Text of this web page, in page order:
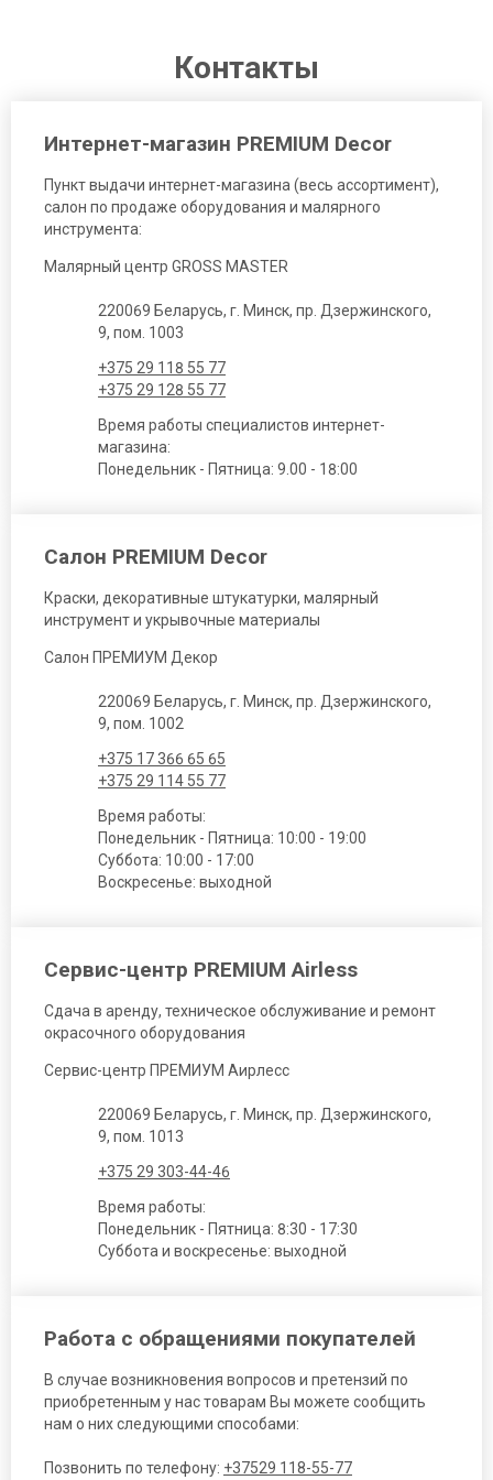
Контакты
Интернет-магазин PREMIUM Decor
Пункт выдачи интернет-магазина (весь ассортимент),
салон по продаже оборудования и малярного
инструмента:
Малярный центр GROSS MASTER
220069 Беларусь, г. Минск, пр. Дзержинского,
9, пом. 1003
+375 29 118 55 77
+375 29 128 55 77
Время работы специалистов интернет-
магазина:
Понедельник - Пятница: 9.00 - 18:00
Салон PREMIUM Decor
Краски, декоративные штукатурки, малярный
инструмент и укрывочные материалы
Салон ПРЕМИУМ Декор
220069 Беларусь, г. Минск, пр. Дзержинского,
9, пом. 1002
+375 17 366 65 65
+375 29 114 55 77
Время работы:
Понедельник - Пятница: 10:00 - 19:00
Суббота: 10:00 - 17:00
Воскресенье: выходной
Сервис-центр PREMIUM Airless
Сдача в аренду, техническое обслуживание и ремонт
окрасочного оборудования
Сервис-центр ПРЕМИУМ Аирлесс
220069 Беларусь, г. Минск, пр. Дзержинского,
9, пом. 1013
+375 29 303-44-46
Время работы:
Понедельник - Пятница: 8:30 - 17:30
Суббота и воскресенье: выходной
Работа с обращениями покупателей
В случае возникновения вопросов и претензий по
приобретенным у нас товарам Вы можете сообщить
нам о них следующими способами:
Позвонить по телефону: +37529 118-55-77